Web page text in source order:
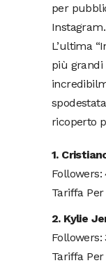
per
Instagram.
L’ultima
più grandi
ricoperto
1.
Tariffa Per
2. Kylie
Followers:
Tariffa Per